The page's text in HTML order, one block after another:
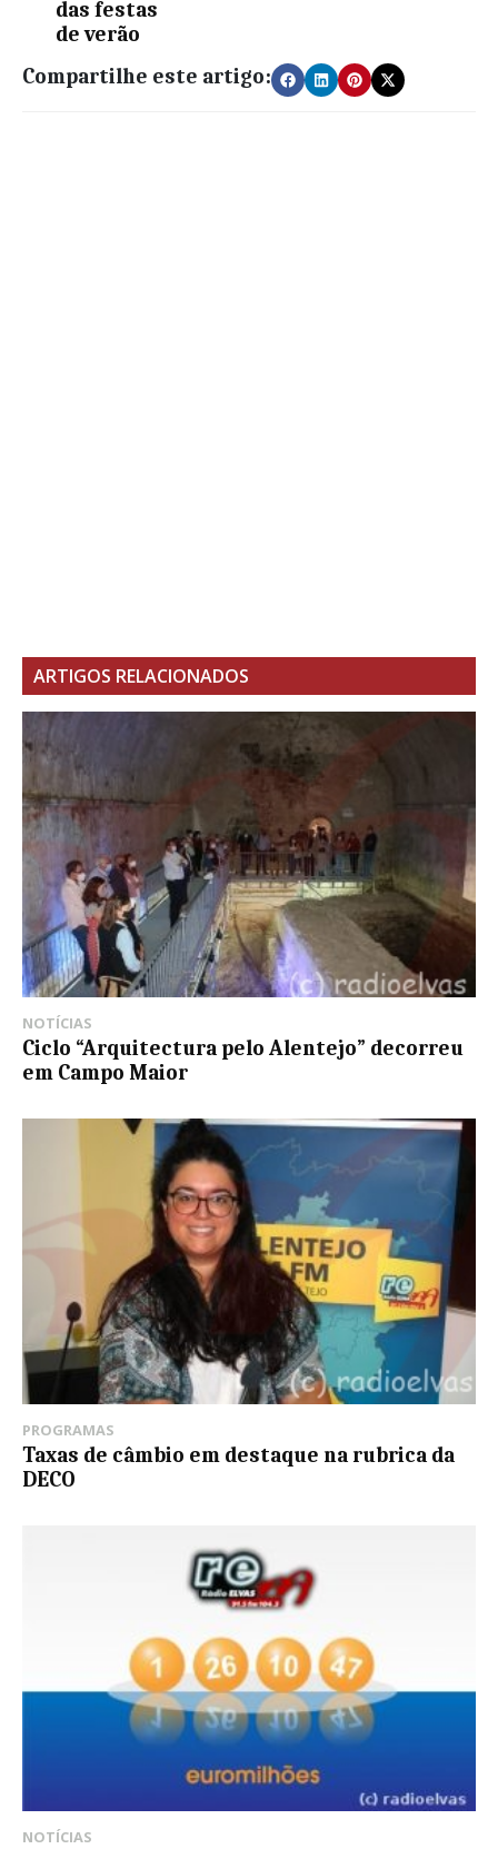
das festas
de verão
Compartilhe este artigo:
ARTIGOS RELACIONADOS
NOTÍCIAS
Ciclo “Arquitectura pelo Alentejo” decorreu
em Campo Maior
PROGRAMAS
Taxas de câmbio em destaque na rubrica da
DECO
NOTÍCIAS